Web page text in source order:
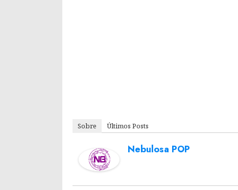
Sobre Últimos Posts
Nebulosa POP